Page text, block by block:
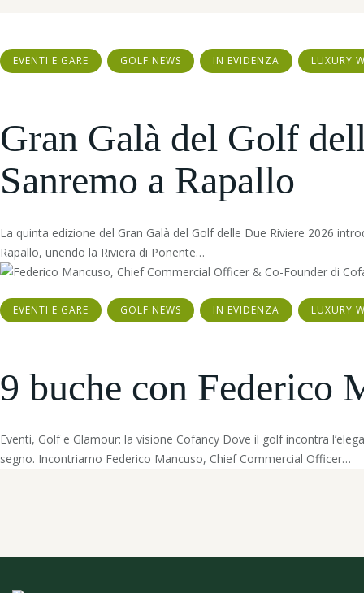
EVENTI E GARE GOLF NEWS IN EVIDENZA LUXURY
Gran Galà del Golf
Sanremo a Rapallo
La quinta edizione del Gran Galà del Golf delle Due Riviere 2026
Rapallo, unendo la Riviera di Ponente…
EVENTI E GARE GOLF NEWS IN EVIDENZA LUXURY
9 buche con Federico
Eventi, Golf e Glamour: la visione Cofancy Dove il golf incontra
segno. Incontriamo Federico Mancuso, Chief Commercial Officer…